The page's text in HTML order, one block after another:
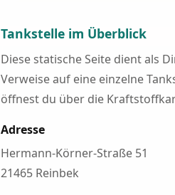
Tankstelle im Überblick
Diese statische Seite dient als
Verweise auf eine einzelne
öffnest du über die
Adresse
Hermann-Körner-Straße 51
21465 Reinbek